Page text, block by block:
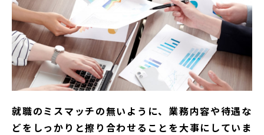
就職のミスマッチの無いように、業務内容や待遇な
どをしっかりと擦り合わせることを大事にしていま